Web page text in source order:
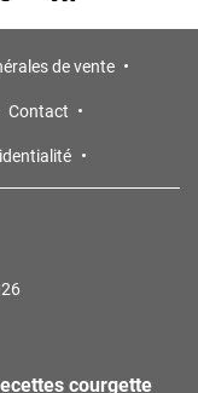
de vente
Contact
courgette